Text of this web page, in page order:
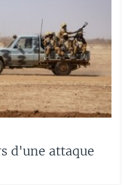
d'une attaque